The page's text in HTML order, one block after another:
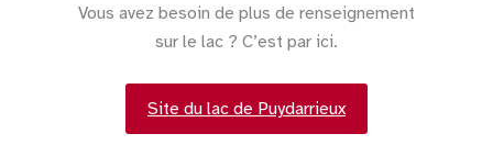
Vous avez besoin de plus de renseignement
sur le lac ? C’est par ici.
Site du lac de Puydarrieux